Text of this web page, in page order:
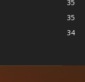
35
35
34